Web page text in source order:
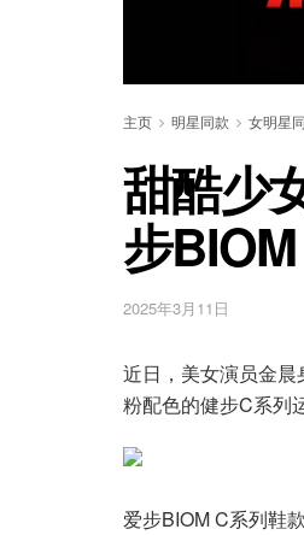
主页 明星同款 女明星
甜酷少
步
2025年3月11日
近日，美女演员金
粉配色的健步C系列
爱步BIOM C系列鞋